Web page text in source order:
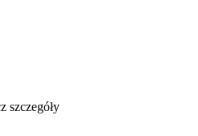
szczegóły